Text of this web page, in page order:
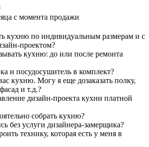
с момента продажи
кухню по индивидуальным размерам и с
проектом?
кухню: до или после ремонта
и посудосушитель в комплект?
кухню. Могу я еще дозаказать полку,
и т.д.?
дизайн-проекта кухни платной
собрать кухню?
без услуги дизайнера-замерщика?
технику, которая есть у меня в